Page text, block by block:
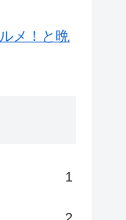
メ！と晩
1